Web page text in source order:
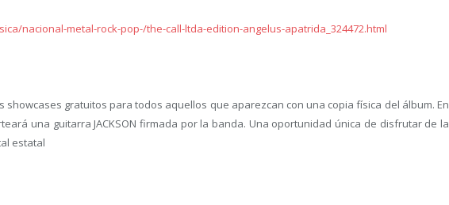
nacional-metal-rock-pop-/the-call-ltda-edition-angelus-apatrida_324472.html
showcases gratuitos para todos aquellos que aparezcan con una copia física del álbum. En
una guitarra JACKSON firmada por la banda. Una oportunidad única de disfrutar de la
estatal